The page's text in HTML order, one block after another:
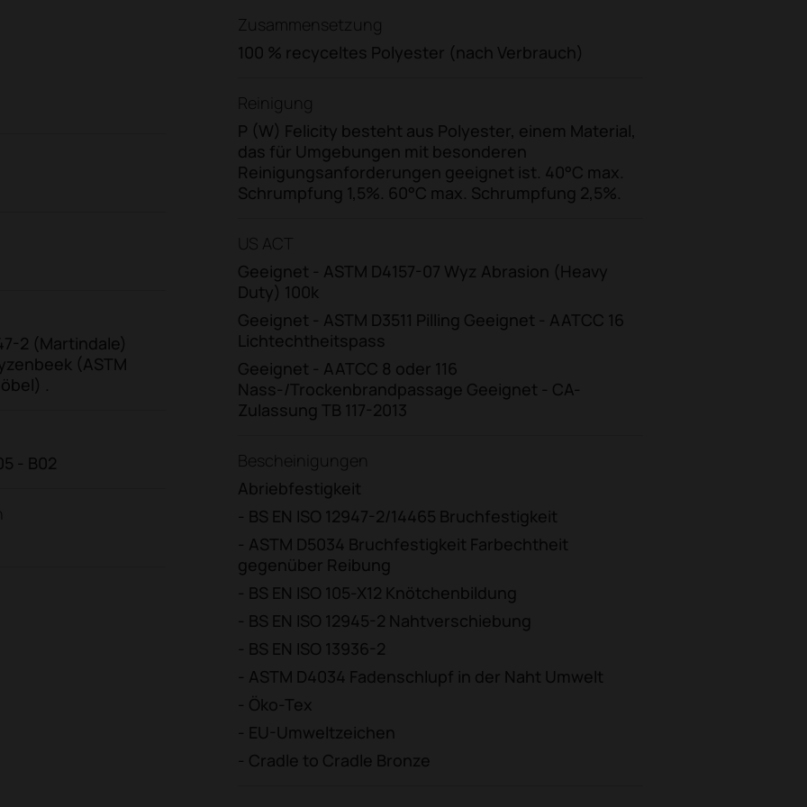
2 (Martindale)
(ASTM
.
- B02
Zusammensetzung
100 % recyceltes Polyester (nach Verbrauch)
Reinigung
P (W) Felicity besteht aus Polyester, einem Material,
das für Umgebungen mit besonderen
Reinigungsanforderungen geeignet ist. 40°C max.
Schrumpfung 1,5%. 60°C max. Schrumpfung 2,5%.
US ACT
Geeignet - ASTM D4157-07 Wyz Abrasion (Heavy
Duty) 100k
Geeignet - ASTM D3511 Pilling Geeignet - AATCC 16
Lichtechtheitspass
Geeignet - AATCC 8 oder 116
Nass-/Trockenbrandpassage Geeignet - CA-
Zulassung TB 117-2013
Bescheinigungen
Abriebfestigkeit
- BS EN ISO 12947-2/14465 Bruchfestigkeit
- ASTM D5034 Bruchfestigkeit Farbechtheit
gegenüber Reibung
- BS EN ISO 105-X12 Knötchenbildung
- BS EN ISO 12945-2 Nahtverschiebung
- BS EN ISO 13936-2
- ASTM D4034 Fadenschlupf in der Naht Umwelt
- Öko-Tex
- EU-Umweltzeichen
- Cradle to Cradle Bronze